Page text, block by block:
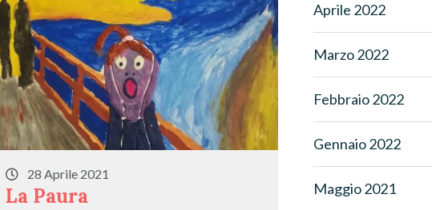
28 Aprile 2021
La Paura
Aprile 2022
Marzo 2022
Febbraio 2022
Gennaio 2022
Maggio 2021